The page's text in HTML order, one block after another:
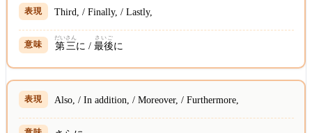
Third, / Finally, / Lastly,
第
だい
三
さん
に /最後
さいご
に
Also, / In addition, / Moreover, / Furthermore,